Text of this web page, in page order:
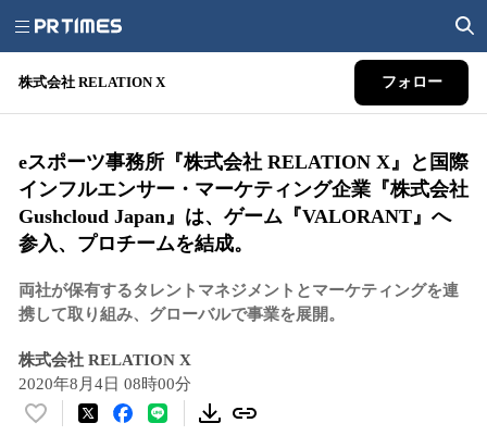
株式会社 RELATION X フォロー
eスポーツ事務所『株式会社 RELATION X』と国際
インフルエンサー・マーケティング企業『株式会社
Gushcloud Japan』は、ゲーム『VALORANT』へ
参入、プロチームを結成。
両社が保有するタレントマネジメントとマーケティングを連
携して取り組み、グローバルで事業を展開。
株式会社 RELATION X
2020年8月4日 08時00分
い